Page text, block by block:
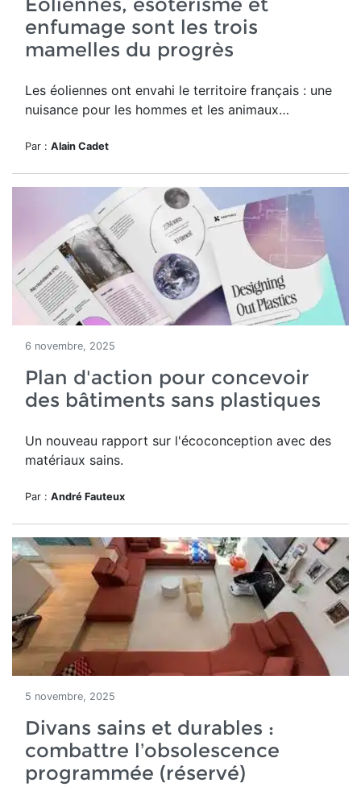
enfumage sont les trois
mamelles du progrès
Les éoliennes ont envahi le territoire français : une
nuisance pour les hommes et les animaux…
Par : Alain Cadet
6 novembre, 2025
Plan d'action pour concevoir
des bâtiments sans plastiques
Un nouveau rapport sur l'écoconception avec des
matériaux sains.
Par : André Fauteux
5 novembre, 2025
Divans sains et durables :
combattre l’obsolescence
programmée (réservé)